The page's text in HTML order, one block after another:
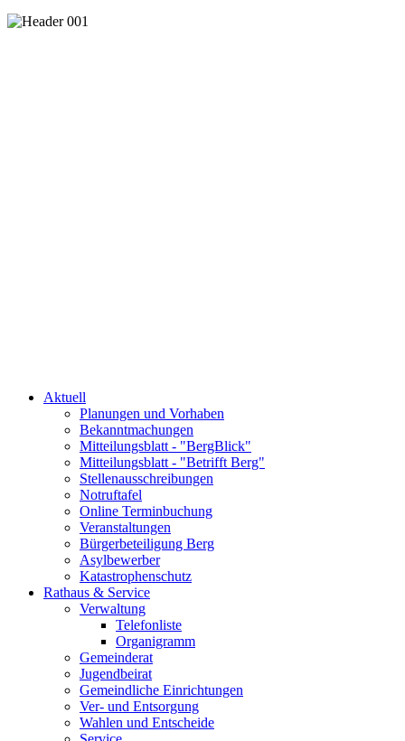
Aktuell
Planungen und Vorhaben
Bekanntmachungen
Mitteilungsblatt - "BergBlick"
Mitteilungsblatt - "Betrifft Berg"
Stellenausschreibungen
Notruftafel
Online Terminbuchung
Veranstaltungen
Bürgerbeteiligung Berg
Asylbewerber
Katastrophenschutz
Rathaus & Service
Verwaltung
Telefonliste
Organigramm
Gemeinderat
Jugendbeirat
Gemeindliche Einrichtungen
Ver- und Entsorgung
Wahlen und Entscheide